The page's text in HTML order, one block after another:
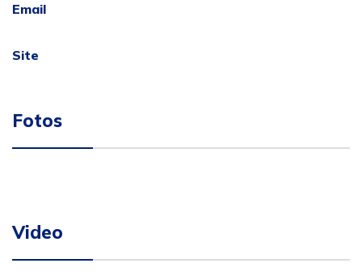
Email
Site
Fotos
Video